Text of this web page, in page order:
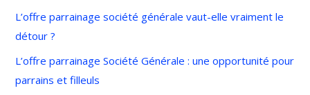
L’offre parrainage société générale vaut-elle vraiment le
détour ?
L’offre parrainage Société Générale : une opportunité pour
parrains et filleuls